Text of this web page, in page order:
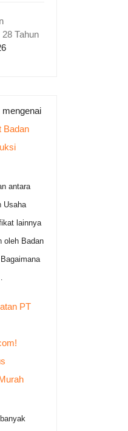
Tahun
mengenai
Badan
antara
Usaha
lainnya
oleh Badan
PT